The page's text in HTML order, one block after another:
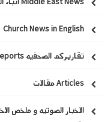
Church News in English
تقاريركم الصحفيه Your Reports
Articles مقالات
الاخبار الصوتيه و ملخص